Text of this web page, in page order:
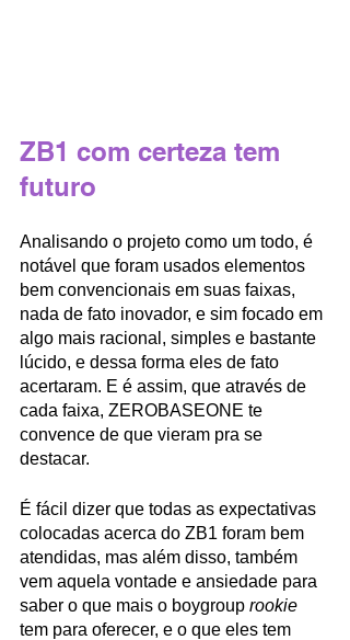
ZB1 com certeza tem
futuro
Analisando o projeto como um todo, é
notável que foram usados elementos
bem convencionais em suas faixas,
nada de fato inovador, e sim focado em
algo mais racional, simples e bastante
lúcido, e dessa forma eles de fato
acertaram. E é assim, que através de
cada faixa, ZEROBASEONE te
convence de que vieram pra se
destacar.
É fácil dizer que todas as expectativas
colocadas acerca do ZB1 foram bem
atendidas, mas além disso, também
vem aquela vontade e ansiedade para
saber o que mais o boygroup rookie
tem para oferecer, e o que eles tem